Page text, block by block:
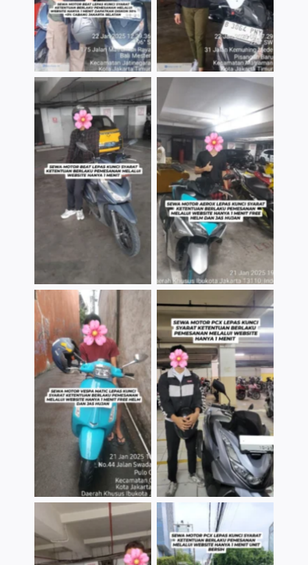
TNo Caption TNo Caption
TNo Caption TNo Caption